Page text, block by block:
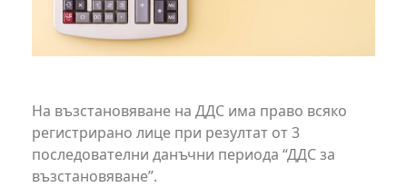
На възстановяване на ДДС има право всяко
регистрирано лице при резултат от 3
последователни данъчни периода “ДДС за
възстановяване”.